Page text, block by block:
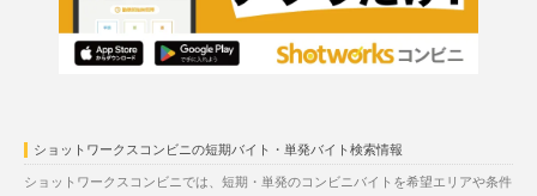
ショットワークスコンビニの短期バイト・単発バイト検索情報
ショットワークスコンビニでは、短期・単発のコンビニバイトを希望エリアや条件